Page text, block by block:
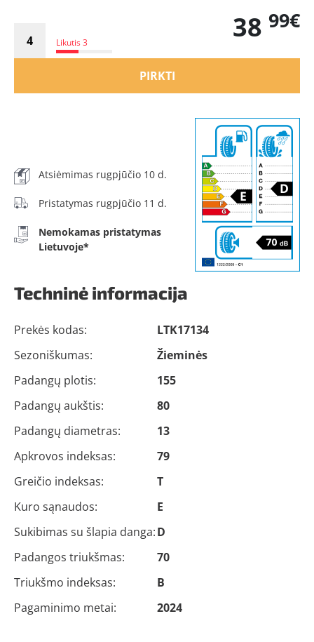
Likutis 3 38 99€
PIRKTI
Atsiėmimas rugpjūčio 10 d.
Pristatymas rugpjūčio 11 d.
Nemokamas pristatymas
Lietuvoje*
Techninė informacija
Prekės kodas:
LTK17134
Sezoniškumas:
Žieminės
Padangų plotis:
155
Padangų aukštis:
80
Padangų diametras:
13
Apkrovos indeksas:
79
Greičio indeksas:
T
Kuro sąnaudos:
E
Sukibimas su šlapia danga:D
Padangos triukšmas:
70
Triukšmo indeksas:
B
Pagaminimo metai:
2024